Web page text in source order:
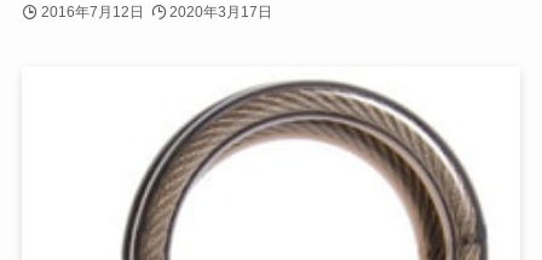
2016年7月12日 2020年3月17日